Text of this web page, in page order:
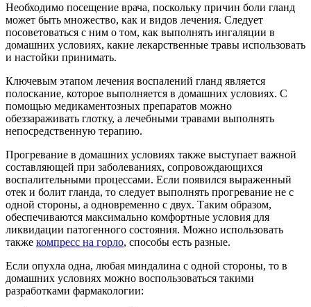
Необходимо посещение врача, поскольку причин боли гланд
может быть множество, как и видов лечения. Следует
посоветоваться с ним о том, как выполнять ингаляции в
домашних условиях, какие лекарственные травы использовать
и настойки принимать.
Ключевым этапом лечения воспалений гланд является
полоскание, которое выполняется в домашних условиях. С
помощью медикаментозных препаратов можно
обеззараживать глотку, а лечебными травами выполнять
непосредственную терапию.
Прогревание в домашних условиях также выступает важной
составляющей при заболеваниях, сопровождающихся
воспалительными процессами. Если появился выраженный
отек и болит гланда, то следует выполнять прогревание не с
одной стороны, а одновременно с двух. Таким образом,
обеспечиваются максимально комфортные условия для
ликвидации патогенного состояния. Можно использовать
также компресс на горло, способы есть разные.
Если опухла одна, любая миндалина с одной стороны, то в
домашних условиях можно воспользоваться такими
разработками фармакологии: